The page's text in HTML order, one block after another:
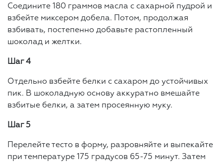
Соедините 180 граммов масла с сахарной пудрой и
взбейте миксером добела. Потом, продолжая
взбивать, постепенно добавьте растопленный
шоколад и желтки.
Шаг 4
Отдельно взбейте белки с сахаром до устойчивых
пик. В шоколадную основу аккуратно вмешайте
взбитые белки, а затем просеянную муку.
Шаг 5
Перелейте тесто в форму, разровняйте и выпекайте
при температуре 175 градусов 65-75 минут. Затем